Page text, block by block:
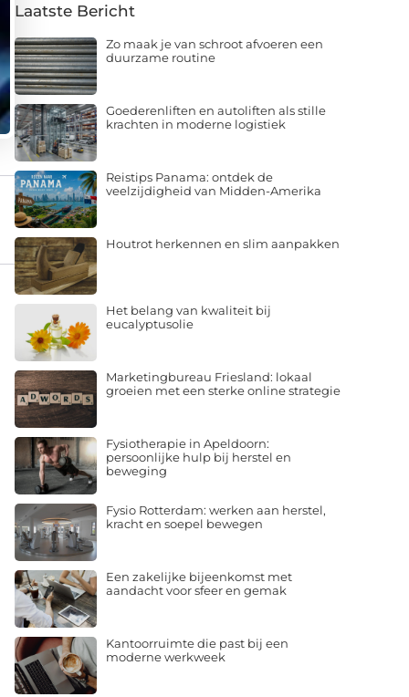
Laatste Bericht
Zo maak je van schroot afvoeren een
duurzame routine
Goederenliften en autoliften als stille
krachten in moderne logistiek
Reistips Panama: ontdek de
veelzijdigheid van Midden-Amerika
Houtrot herkennen en slim aanpakken
Het belang van kwaliteit bij
eucalyptusolie
Marketingbureau Friesland: lokaal
groeien met een sterke online strategie
Fysiotherapie in Apeldoorn:
persoonlijke hulp bij herstel en
beweging
Fysio Rotterdam: werken aan herstel,
kracht en soepel bewegen
Een zakelijke bijeenkomst met
aandacht voor sfeer en gemak
Kantoorruimte die past bij een
moderne werkweek